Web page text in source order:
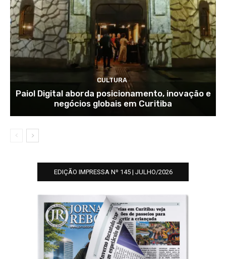
CULTURA
Paiol Digital aborda posicionamento, inovação e
negócios globais em Curitiba
EDIÇÃO IMPRESSA Nº 145 | JULHO/2026